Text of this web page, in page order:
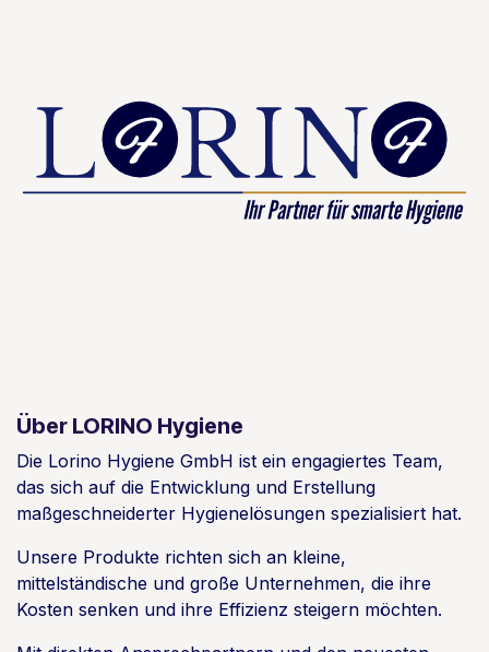
Über LORINO Hygiene
Die Lorino Hygiene GmbH ist ein engagiertes Team,
das sich auf die Entwicklung und Erstellung
maßgeschneiderter Hygienelösungen spezialisiert hat.
Unsere Produkte richten sich an kleine,
mittelständische und große Unternehmen, die ihre
Kosten senken und ihre Effizienz steigern möchten.